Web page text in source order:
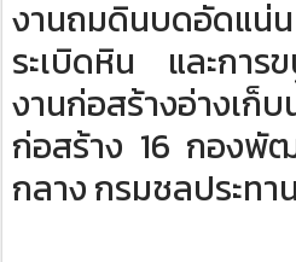
งานถมดินบดอัดแน่
ระเบิดหิน และกา
งานก่อสร้างอ่างเก็
ก่อสร้าง 16 กองพั
กลาง กรมชลประทาน